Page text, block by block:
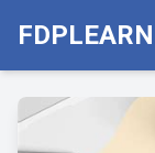
FDPLEARN